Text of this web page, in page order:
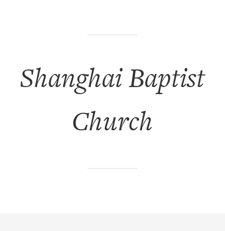
Shanghai Baptist
Church